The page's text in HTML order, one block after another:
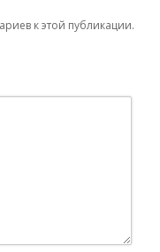
к этой публикации.